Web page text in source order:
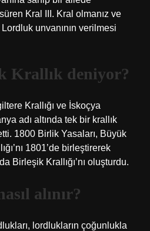
Kral III. Kral olmanız ve
unvanının verilmesi
Krallık deniyor?
Krallığı ve İskoçya
adı altında tek bir krallık
1800 Birlik Yasaları, Büyük
1801’de birleştirerek
Birleşik Krallığı’nı oluşturdu.
alınır?
lordlukların çoğunlukla